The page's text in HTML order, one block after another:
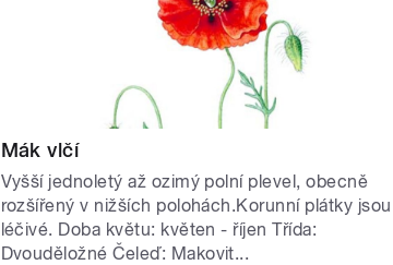
Mák vlčí
Vyšší jednoletý až ozimý polní plevel, obecně
rozšířený v nižších polohách.Korunní plátky jsou
léčivé. Doba květu: květen - říjen Třída:
Dvouděložné Čeleď: Makovit...